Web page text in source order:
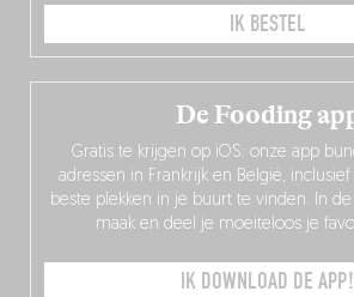
IK BESTEL
De Fooding
Gratis te krijgen op iOS: onze app
adressen in Frankrijk en België,
beste plekken in je buurt te vinden. In de
maak en deel je moeiteloos je
IK DOWNLOAD DE APP!